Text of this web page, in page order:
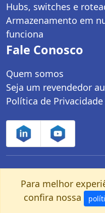
Hubs, switches e
Armazenamento em
funciona
Fale Conosco
Quem somos
Seja um revendedor
Política de Privacidade
Controle Net
03.247.280/0001-
Moema | São
Para melhor
confira nossa